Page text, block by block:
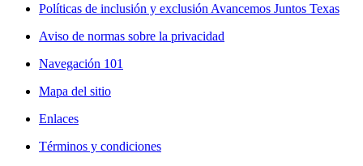
Políticas de inclusión y exclusión Avancemos Juntos Texas
Aviso de normas sobre la privacidad
Navegación 101
Mapa del sitio
Enlaces
Términos y condiciones